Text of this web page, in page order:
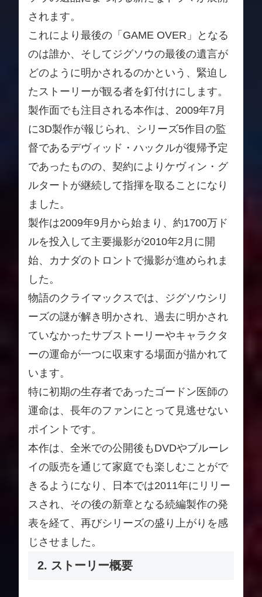
されます。
これにより最後の「GAME OVER」となる
のは誰か、そしてジグソウの最後の遺言が
どのように明かされるのかという、緊迫し
たストーリーが観る者を釘付けにします。
製作面でも注目される本作は、2009年7月
に3D製作が報じられ、シリーズ5作目の監
督であるデヴィッド・ハックルが復帰予定
であったものの、契約によりケヴィン・グ
ルタートが継続して指揮を取ることになり
ました。
製作は2009年9月から始まり、約1700万ド
ルを投入して主要撮影が2010年2月に開
始、カナダのトロントで撮影が進められま
した。
物語のクライマックスでは、ジグソウシリ
ーズの謎が解き明かされ、過去に明かされ
ていなかったサブストーリーやキャラクタ
ーの運命が一つに収束する場面が描かれて
います。
特に初期の生存者であったゴードン医師の
運命は、長年のファンにとって見逃せない
ポイントです。
本作は、全米での公開後もDVDやブルーレ
イの販売を通じて家庭でも楽しむことがで
きるようになり、日本では2011年にリリー
スされ、その後の新章となる続編製作の発
表を経て、再びシリーズの盛り上がりを感
じさせました。
2. ストーリー概要